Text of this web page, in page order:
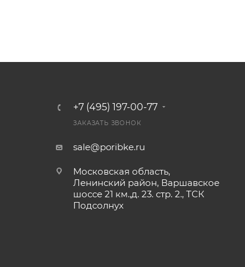
+7 (495) 197-00-77
ЗАКАЗАТЬ ЗВОНОК
sale@poribke.ru
Московская область,
Ленинский район, Варшавское
шоссе 21 км.,д. 23. стр. 2., ТСК
Подсолнух